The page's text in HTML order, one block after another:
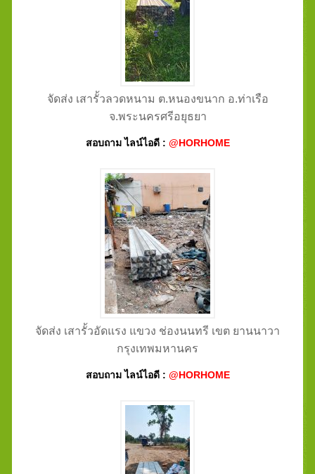
จัดส่ง เสารั้วลวดหนาม ต.หนองขนาก อ.ท่าเรือ
จ.พระนครศรีอยุธยา
สอบถาม ไลน์ไอดี : @HORHOME
จัดส่ง เสารั้วอัดแรง แขวง ช่องนนทรี เขต ยานนาวา
กรุงเทพมหานคร
สอบถาม ไลน์ไอดี : @HORHOME